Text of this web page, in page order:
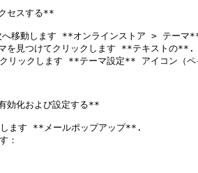
セスする**
移動します **オンラインストア > テーマ
つけてクリックします **テキストの**.
リックします **テーマ設定** アイコン（ペ
効化および設定する**
ます **メールポップアップ**.
：